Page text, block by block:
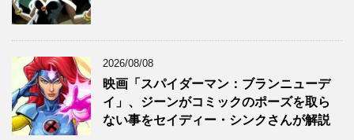
2026/08/08
映画「スパイダーマン：ブランニューデ
イ」、ジーンがコミックのポーズを取ら
ない事をセイディー・シンクさんが解説